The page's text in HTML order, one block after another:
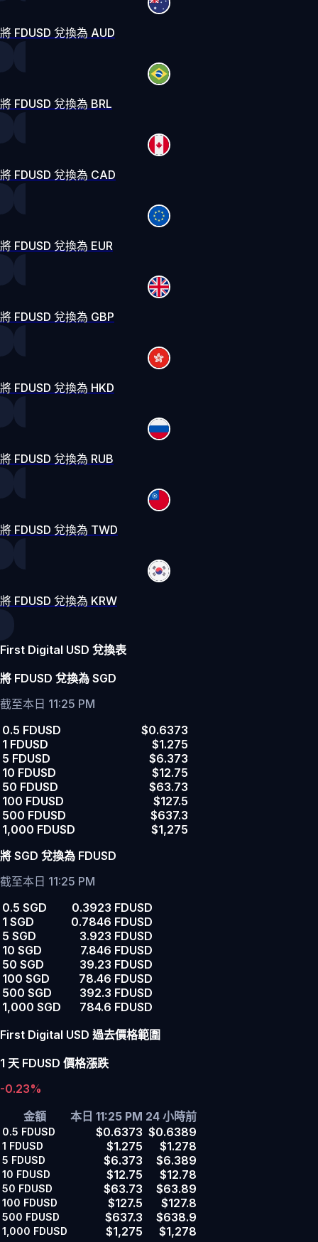
將 FDUSD 兌換為 AUD
將 FDUSD 兌換為 BRL
將 FDUSD 兌換為 CAD
將 FDUSD 兌換為 EUR
將 FDUSD 兌換為 GBP
將 FDUSD 兌換為 HKD
將 FDUSD 兌換為 RUB
將 FDUSD 兌換為 TWD
將 FDUSD 兌換為 KRW
First Digital USD 兌換表
將 FDUSD 兌換為 SGD
截至本日 11:25 PM
0.5 FDUSD
$0.6373
1 FDUSD
$1.275
5 FDUSD
$6.373
10 FDUSD
$12.75
50 FDUSD
$63.73
100 FDUSD
$127.5
500 FDUSD
$637.3
1,000 FDUSD
$1,275
將 SGD 兌換為 FDUSD
截至本日 11:25 PM
0.5 SGD
0.3923 FDUSD
1 SGD
0.7846 FDUSD
5 SGD
3.923 FDUSD
10 SGD
7.846 FDUSD
50 SGD
39.23 FDUSD
100 SGD
78.46 FDUSD
500 SGD
392.3 FDUSD
1,000 SGD
784.6 FDUSD
First Digital USD 過去價格範圍
1 天 FDUSD 價格漲跌
-0.23%
金額
本日 11:25 PM 24 小時前
0.5 FDUSD $0.6373 $0.6389
1 FDUSD $1.275 $1.278
5 FDUSD $6.373 $6.389
10 FDUSD $12.75 $12.78
50 FDUSD $63.73 $63.89
100 FDUSD $127.5 $127.8
500 FDUSD $637.3 $638.9
1,000 FDUSD $1,275
$1,278